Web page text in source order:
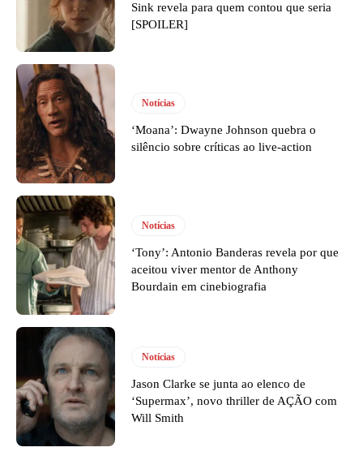
Sink revela para quem contou que seria
[SPOILER]
Notícias
‘Moana’: Dwayne Johnson quebra o
silêncio sobre críticas ao live-action
Notícias
‘Tony’: Antonio Banderas revela por que
aceitou viver mentor de Anthony
Bourdain em cinebiografia
Notícias
Jason Clarke se junta ao elenco de
‘Supermax’, novo thriller de AÇÃO com
Will Smith